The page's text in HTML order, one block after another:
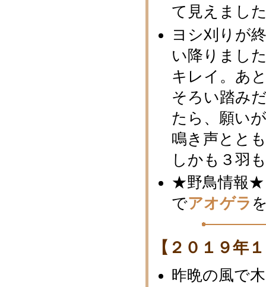
て見えまし
ヨシ刈りが
い降りまし
キレイ。あ
そろい踏み
たら、願い
鳴き声とと
しかも３羽
★野鳥情報★
でアオゲラ
【２０１９年
昨晩の風で